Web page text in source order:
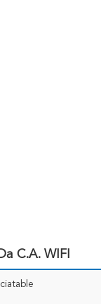
C.A. WIFI